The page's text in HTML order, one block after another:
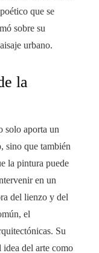
que se
sobre su
urbano.
la
solo aporta un
sino que también
la pintura puede
en un
del lienzo y del
el
Su
del arte como